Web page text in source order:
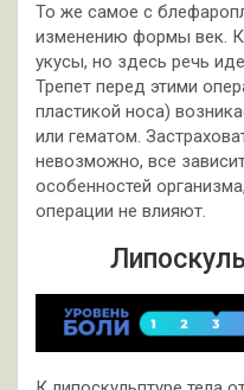
То же самое с
изменению формы век.
укусы, но здесь речь
Трепет перед этими
пластикой носа)
или гематом.
невозможно, все
особенностей
операции не влияют.